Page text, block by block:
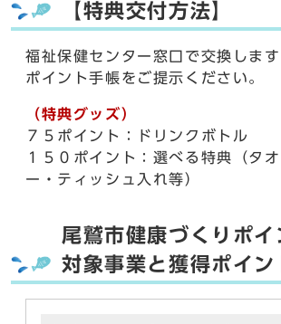
【特典交付方法】
福祉保健センター窓口で交換しま
ポイント手帳をご提示ください。
（特典グッズ）
７５ポイント：ドリンクボトル
１５０ポイント：選べる特典（タ
ー・ティッシュ入れ等）
尾鷲市健康づくりポ
対象事業と獲得ポイン